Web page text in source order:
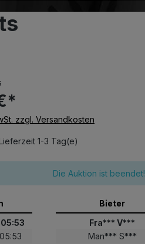
zzgl. Versandkosten
1-3 Tag(e)
Die Auktion ist beendet!
Bieter
Fra*** V***
Man*** S***